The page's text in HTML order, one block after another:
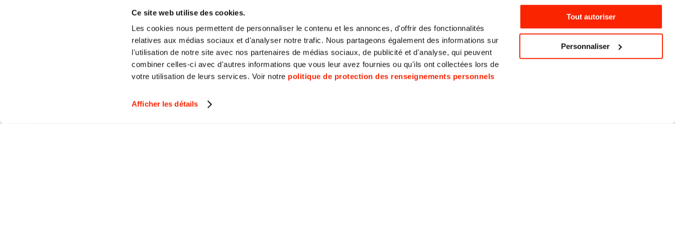
Ce site web utilise des cookies.
Les cookies nous permettent de personnaliser le contenu et les annonces, d'offrir des fonctionnalités
relatives aux médias sociaux et d'analyser notre trafic. Nous partageons également des informations sur
l'utilisation de notre site avec nos partenaires de médias sociaux, de publicité et d'analyse, qui peuvent
combiner celles-ci avec d'autres informations que vous leur avez fournies ou qu'ils ont collectées lors de
votre utilisation de leurs services. Voir notre politique de protection des renseignements personnels
Afficher les détails
Tout autoriser
Personnaliser
_ga_# Google
Utilisé par Google Analytics our recueillir des
données sur le nombre de fois qu'un utilisateur
a visité le site web ainsi que les dates de la
première et de la plus récente visite.
2 années
Cookie